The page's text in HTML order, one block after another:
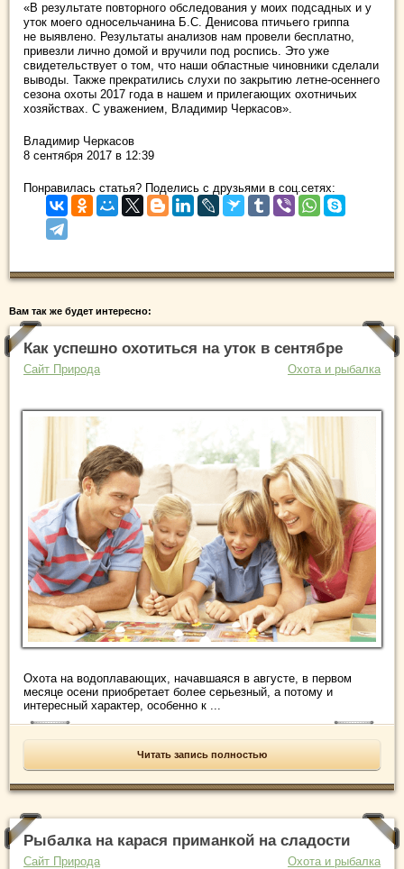
«В результате повторного обследования у моих подсадных и у
уток моего односельчанина Б.С. Денисова птичьего гриппа
не выявлено. Результаты анализов нам провели бесплатно,
привезли лично домой и вручили под роспись. Это уже
свидетельствует о том, что наши областные чиновники сделали
выводы. Также прекратились слухи по закрытию летне-осеннего
сезона охоты 2017 года в нашем и прилегающих охотничьих
хозяйствах. С уважением, Владимир Черкасов».
Владимир Черкасов
8 сентября 2017 в 12:39
Понравилась статья? Поделись с друзьями в соц.сетях:
Вам так же будет интересно:
Как успешно охотиться на уток в сентябре
Сайт Природа Охота и рыбалка
Охота на водоплавающих, начавшаяся в августе, в первом
месяце осени приобретает более серьезный, а потому и
интересный характер, особенно к ...
Читать запись полностью
Рыбалка на карася приманкой на сладости
Сайт Природа Охота и рыбалка